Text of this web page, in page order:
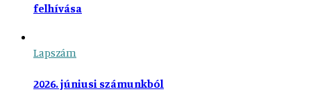
felhívása
Lapszám
2026. júniusi számunkból